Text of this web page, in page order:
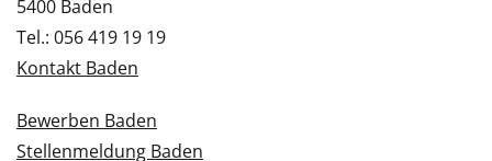
5400 Baden
Tel.: 056 419 19 19
Kontakt Baden
Bewerben Baden
Stellenmeldung Baden